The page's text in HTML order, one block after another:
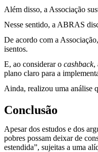
Além disso, a Associação
Nesse sentido, a ABRAS
De acordo com a
isentos.
E, ao considerar o cashback,
plano claro para a
Ainda, realizou uma análise
Conclusão
Apesar dos estudos e dos
pobres possam deixar de
estendida”, sujeitas a uma